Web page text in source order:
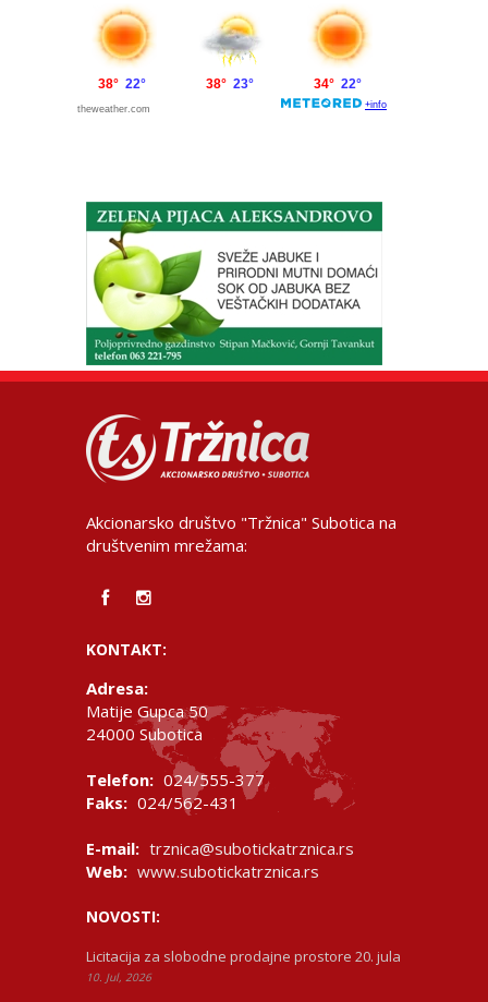
Akcionarsko društvo "Tržnica" Subotica na
društvenim mrežama:
KONTAKT:
Adresa:
Matije Gupca 50
24000 Subotica
Telefon: 024/555-377
Faks: 024/562-431
E-mail: trznica@subotickatrznica.rs
Web: www.subotickatrznica.rs
NOVOSTI:
Licitacija za slobodne prodajne prostore 20. jula
10. Jul, 2026